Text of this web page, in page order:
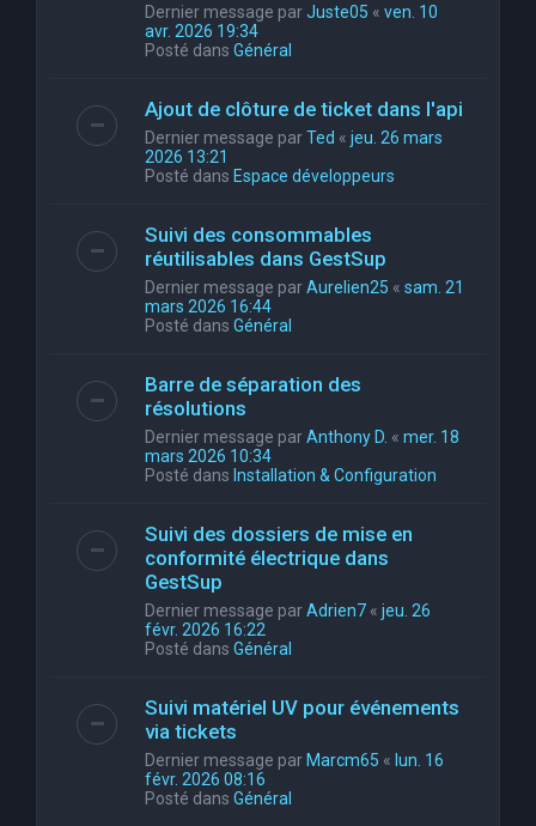
Dernier message parJuste05 « ven. 10
avr. 2026 19:34
Posté dans Général
Ajout de clôture de ticket dans l'api
Dernier message parTed « jeu. 26 mars
2026 13:21
Posté dans Espace développeurs
Suivi des consommables
réutilisables dans GestSup
Dernier message parAurelien25 « sam. 21
mars 2026 16:44
Posté dans Général
Barre de séparation des
résolutions
Dernier message parAnthony D. « mer. 18
mars 2026 10:34
Posté dans Installation & Configuration
Suivi des dossiers de mise en
conformité électrique dans
GestSup
Dernier message parAdrien7 « jeu. 26
févr. 2026 16:22
Posté dans Général
Suivi matériel UV pour événements
via tickets
Dernier message parMarcm65 « lun. 16
févr. 2026 08:16
Posté dans Général